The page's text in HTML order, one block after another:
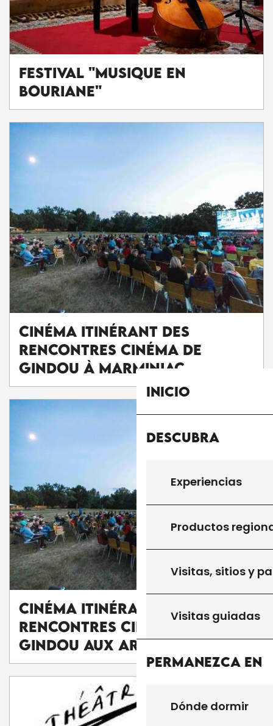
Inicio
Descubra
Experiencias
Productos
Visitas, sitios y
Visitas guiadas
Permanezca en
Dónde dormir
Festival "Musique en
Bouriane"
Cinéma itinérant des
Rencontres Cinéma de
Gindou à Marminiac
Cinéma itinérant des
Rencontres Cinéma de
Gindou aux Arques